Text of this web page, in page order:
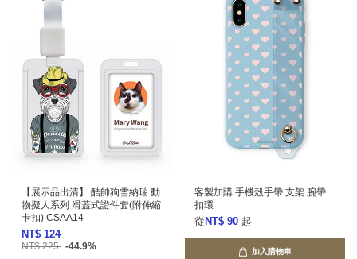
【展示品出清】 酷帥狗雪納瑞 動
物擬人系列 滑蓋式證件套(附伸縮
卡扣) CSAA14
NT$ 124
NT$ 225 -44.9%
客製加購 手機殼手帶 支架 腕帶
扣環
從 NT$ 90 起
加入購物車